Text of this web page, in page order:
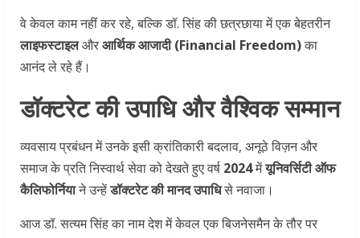
वे केवल काम नहीं कर रहे, बल्कि डॉ. सिंह की छत्रछाया में एक बेहतरीन
लाइफस्टाइलऔरआर्थिक आजादी (Financial Freedom)का
आनंद ले रहे हैं।
डॉक्टरेट की उपाधि और वैश्विक सम्मान
व्यवसाय प्रबंधन में उनके इसी क्रांतिकारी बदलाव, अनूठे विज़न और
समाज के प्रति निस्वार्थ सेवा को देखते हुए वर्ष 2024मेंयूनिवर्सिटी ऑफ
कैलिफोर्नियाने उन्हेंडॉक्टरेट की मानद उपाधिसे नवाजा।
आज डॉ. सत्यम सिंह का नाम देश में केवल एक बिजनेसमैन के तौर पर